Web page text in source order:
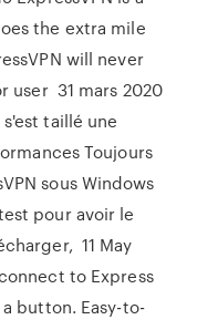
the extra mile
will never
user 31 mars 2020
taillé une
Toujours
sous Windows
pour avoir le
11 May
to Express
button. Easy-to-